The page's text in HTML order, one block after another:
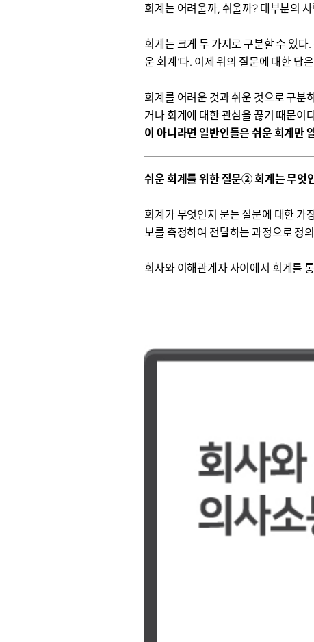
회계는 어려울까, 쉬울까? 대부분의
회계는 크게 두 가지로 구분할 수 있다
운 회계’다. 이제 위의 질문에 대한 답
회계를 어려운 것과 쉬운 것으로 구분
거나 회계에 대한 관심을 끊기 때문이
이 아니라면 일반인들은 쉬운 회계만
쉬운 회계를 위한 질문② 회계는 무엇
회계가 무엇인지 묻는 질문에 대한 가
보를 측정하여 전달하는 과정으로 정
회사와 이해관계자 사이에서 회계를